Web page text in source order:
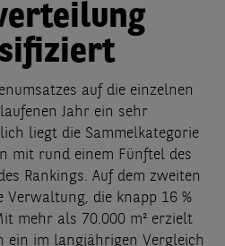
auf die einzelnen
Jahr ein sehr
liegt die Sammelkategorie
mit rund einem Fünftel des
Rankings. Auf dem zweiten
die knapp 16 %
mehr als 70.000 m² erzielt
ein im langjährigen Vergleich